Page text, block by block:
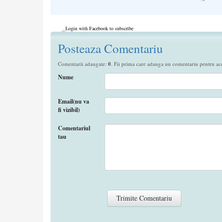
Login with Facebook to subscribe
Posteaza Comentariu
Comentarii adaugate: 0. Fii prima care adauga un comentariu pentru
Nume
Email(nu va
fi vizibil)
Comentariul
tau